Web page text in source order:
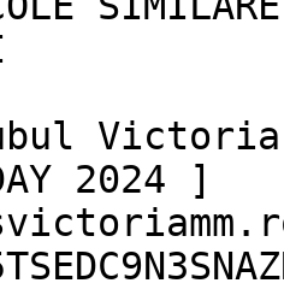
2024 ]